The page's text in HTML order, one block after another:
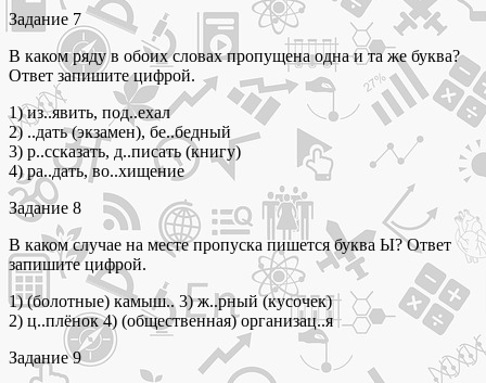
Задание 7
В каком ряду в обоих словах пропущена одна и та же буква?
Ответ запишите цифрой.
1) из..явить, под..ехал
2) ..дать (экзамен), бе..бедный
3) р..ссказать, д..писать (книгу)
4) ра..дать, во..хищение
Задание 8
В каком случае на месте пропуска пишется буква Ы? Ответ
запишите цифрой.
1) (болотные) камыш.. 3) ж..рный (кусочек)
2) ц..плёнок 4) (общественная) организац..я
Задание 9